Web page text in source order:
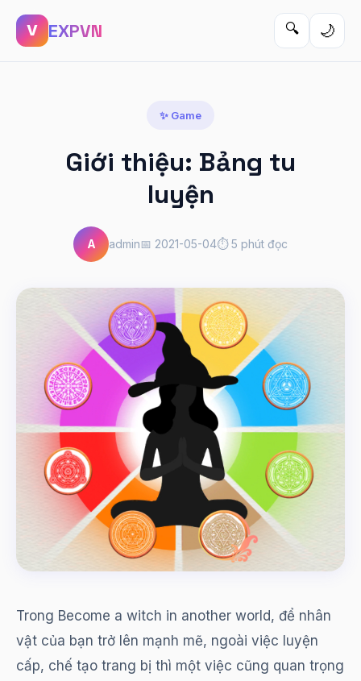
V EXPVN 🔍 🌙
✨ Game
Giới thiệu: Bảng tu
luyện
A admin📅 2021-05-04⏱️ 5 phút đọc
Trong Become a witch in another world, để nhân
vật của bạn trở lên mạnh mẽ, ngoài việc luyện
cấp, chế tạo trang bị thì một việc cũng quan trọng